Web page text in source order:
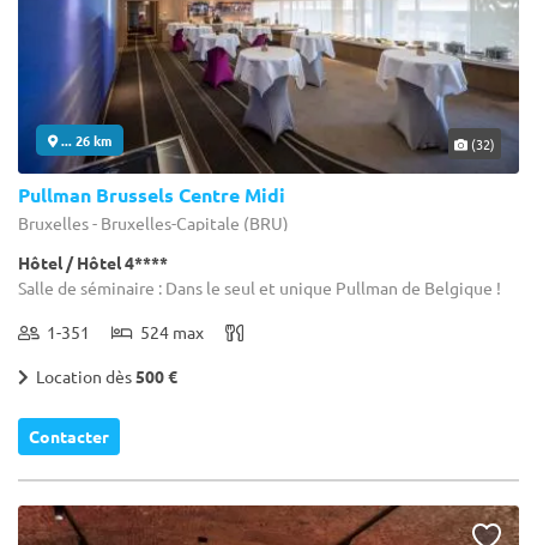
... 26 km (32)
Pullman Brussels Centre Midi
Bruxelles - Bruxelles-Capitale (BRU)
Hôtel / Hôtel 4****
Salle de séminaire : Dans le seul et unique Pullman de Belgique !
1-351 524 max
Location dès500 €
Contacter